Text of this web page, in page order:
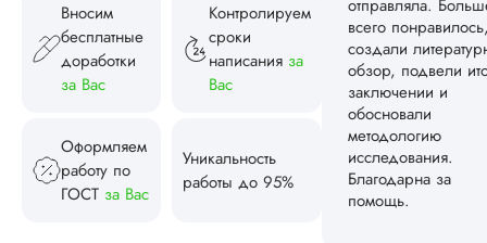
Вносим
бесплатные
доработки
за Вас
Контролируем
сроки
написания за
Вас
Оформляем
работу по
ГОСТ за Вас
Уникальность
работы до 95%
Вид работы:
Магистерские
диссертации
Дата:2024-09-05
Заказывала
магистерскую
диссертацию по
экономике.